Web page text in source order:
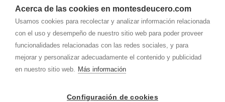
Acerca de las cookies en montesdeucero.com
Usamos cookies para recolectar y analizar información relacionada
con el uso y desempeño de nuestro sitio web para poder proveer
funcionalidades relacionadas con las redes sociales, y para
mejorar y personalizar adecuadamente el contenido y publicidad
en nuestro sitio web. Más información
Configuración de cookies
Según el mismo la operativa varía, por ese motivo desde el menú
de ayuda encontrarás la manera exacta de hacerlo. No obstante,
te explicamos cómo hacerlo en los principales navegadores del
mercado:Internet Explorer,Firefox,Google Chrome ,Safari
En caso de que bloquees las cookies en tu navegador, es muy
secciones de nuestra web o que éstas no se muestren
correctamente.